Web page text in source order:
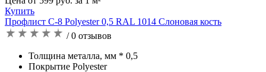
Купить
Профлист С-8 Polyester 0,5 RAL 1014 Слоновая кость
/ 0 отзывов
Толщина металла, мм * 0,5
Покрытие Polyester